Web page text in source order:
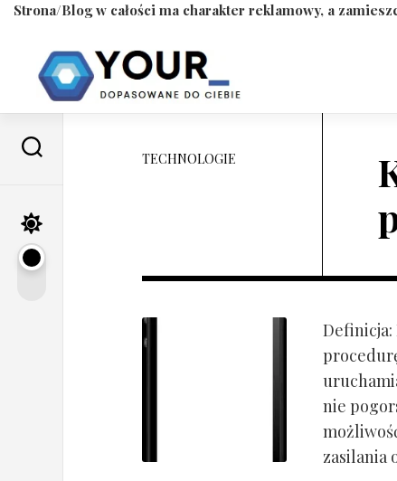
Strona/Blog w całości ma charakter reklamowy, a
content
TECHNOLOGIE
Definicja:
nie
zasilania